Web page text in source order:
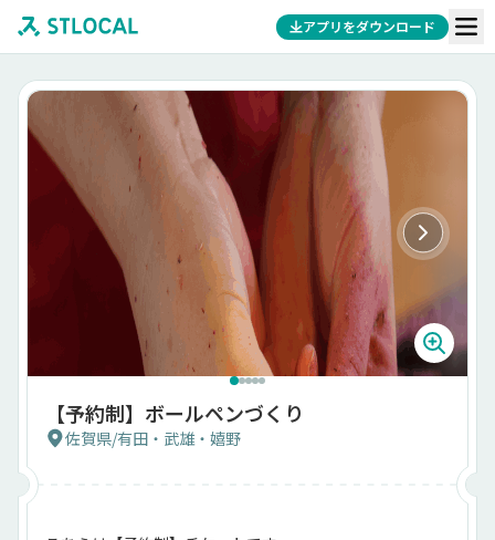
アプリをダウンロード
【予約制】ボールペンづくり
佐賀県/有田・武雄・嬉野